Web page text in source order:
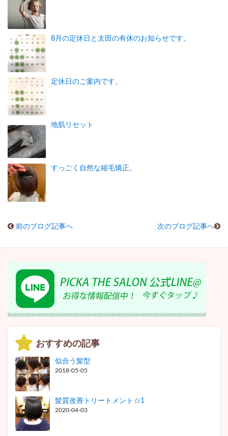
8月の定休日と太田の有休のお知らせです。
定休日のご案内です。
地肌リセット
すっごく自然な縮毛矯正。
前のブログ記事へ 次のブログ記事へ
おすすめの記事
似合う髪型
2018-05-05
髪質改善トリートメント☆1
2020-04-03